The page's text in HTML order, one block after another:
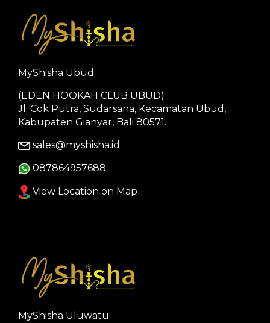
MyShisha Ubud
(EDEN HOOKAH CLUB UBUD)
Jl. Cok Putra, Sudarsana, Kecamatan Ubud,
Kabupaten Gianyar, Bali 80571.
sales@myshisha.id
087864957688
View Location on Map
MyShisha Uluwatu